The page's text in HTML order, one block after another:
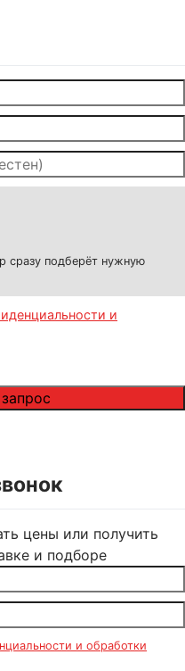
подберёт нужную
и
цены или получить
и подборе
и обработки